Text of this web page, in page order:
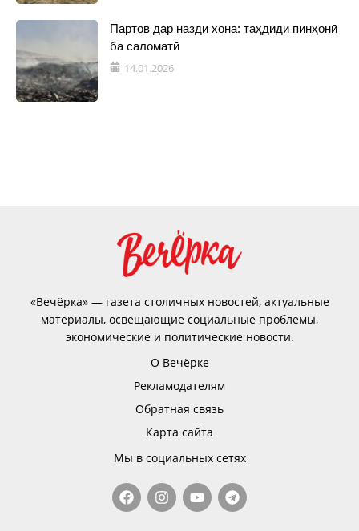
Партов дар назди хона: таҳдиди пинҳонӣ
ба саломатӣ
14.01.2026
«Вечёрка» — газета столичных новостей, актуальные
материалы, освещающие социальные проблемы,
экономические и политические новости.
О Вечёрке
Рекламодателям
Обратная связь
Карта сайта
Мы в социальных сетях